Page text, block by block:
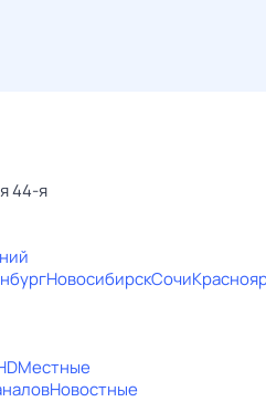
44-я
НовосибирскСочи
Местные
Новостные